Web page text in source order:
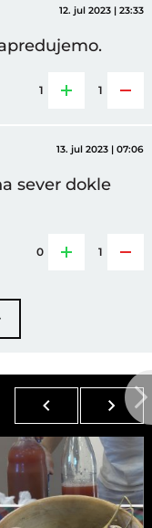
12. jul 2023 | 23:33
1 1
13. jul 2023 | 07:06
sever dokle
0 1